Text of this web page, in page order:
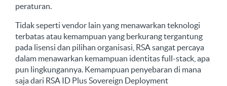
peraturan.
Tidak seperti vendor lain yang menawarkan teknologi
terbatas atau kemampuan yang berkurang tergantung
pada lisensi dan pilihan organisasi, RSA sangat percaya
dalam menawarkan kemampuan identitas full-stack, apa
pun lingkungannya. Kemampuan penyebaran di mana
saja dari RSA ID Plus Sovereign Deployment